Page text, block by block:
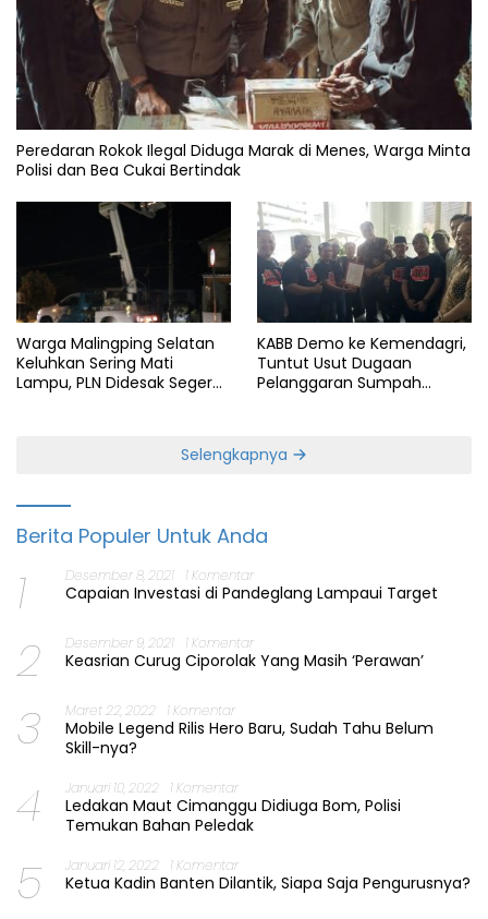
Peredaran Rokok Ilegal Diduga Marak di Menes, Warga Minta
Polisi dan Bea Cukai Bertindak
Warga Malingping Selatan
Keluhkan Sering Mati
Lampu, PLN Didesak Segera
KABB Demo ke Kemendagri,
Tuntut Usut Dugaan
Pelanggaran Sumpah
Selengkapnya
Berita Populer Untuk Anda
1 Desember 8, 2021 1 Komentar
Capaian Investasi di Pandeglang Lampaui Target
2 Desember 9, 2021 1 Komentar
Keasrian Curug Ciporolak Yang Masih ‘Perawan’
3 Maret 22, 2022 1 Komentar
Mobile Legend Rilis Hero Baru, Sudah Tahu Belum
Skill-nya?
4 Januari 10, 2022 1 Komentar
Ledakan Maut Cimanggu Didiuga Bom, Polisi
Temukan Bahan Peledak
5 Januari 12, 2022 1 Komentar
Ketua Kadin Banten Dilantik, Siapa Saja Pengurusnya?